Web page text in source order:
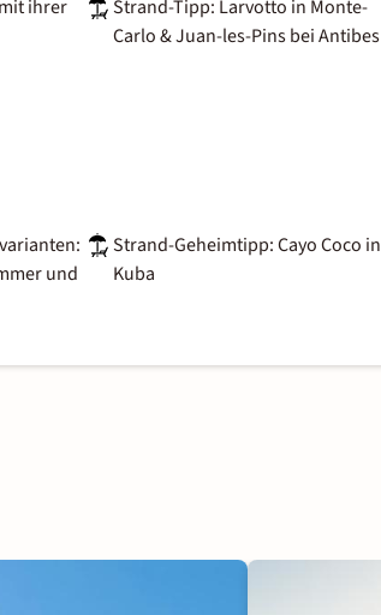
ihrer
Strand-Tipp: Larvotto in Monte-
Carlo & Juan-les-Pins bei Antibes
und
Strand-Geheimtipp: Cayo Coco in
Kuba